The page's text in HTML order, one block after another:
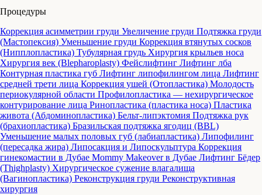
Процедуры
Коррекция асимметрии груди Увеличение груди Подтяжка груди
(Мастопексия) Уменьшение груди Коррекция втянутых сосков
(Нипплопластика) Тубулярная грудь Хирургия крыльев носа
Хирургия век (Blepharoplasty) Фейслифтинг Лифтинг лба
Контурная пластика губ Лифтинг липофилингом лица Лифтинг
средней трети лица Коррекция ушей (Отопластика) Молодость
периокулярной области Профилопластика — нехирургическое
контурирование лица Ринопластика (пластика носа) Пластика
живота (Абдоминопластика) Бельт-липэктомия Подтяжка рук
(брахиопластика) Бразильская подтяжка ягодиц (BBL)
Уменьшение малых половых губ (лабиапластика) Липофилинг
(пересадка жира) Липосакция и Липоскульптура Коррекция
гинекомастии в Дубае Mommy Makeover в Дубае Лифтинг Бёдер
(Thighplasty) Хирургическое сужение влагалища
(Вагинопластика) Реконструкция груди Реконструктивная
хирургия